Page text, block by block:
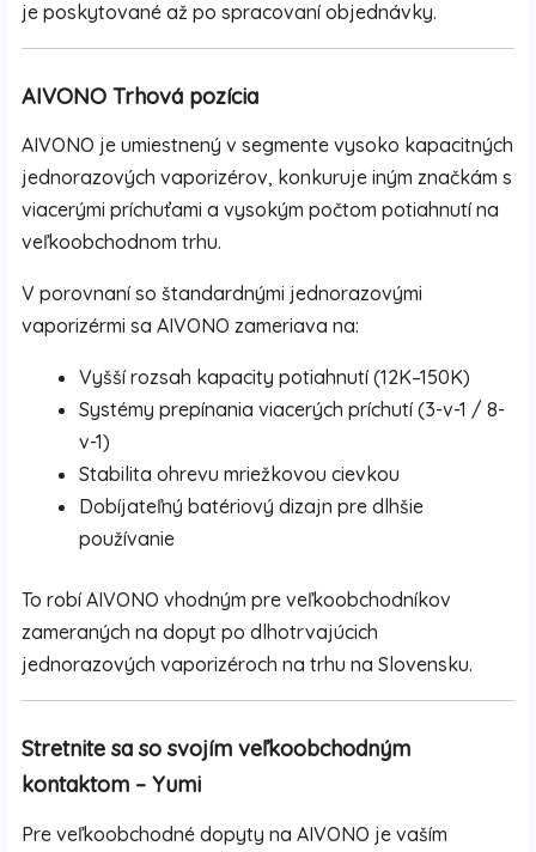
je poskytované až po spracovaní objednávky.
AIVONO Trhová pozícia
AIVONO je umiestnený v segmente vysoko kapacitných
jednorazových vaporizérov, konkuruje iným značkám s
viacerými príchuťami a vysokým počtom potiahnutí na
veľkoobchodnom trhu.
V porovnaní so štandardnými jednorazovými
vaporizérmi sa AIVONO zameriava na:
Vyšší rozsah kapacity potiahnutí (12K–150K)
Systémy prepínania viacerých príchutí (3-v-1 / 8-
v-1)
Stabilita ohrevu mriežkovou cievkou
Dobíjateľný batériový dizajn pre dlhšie
používanie
To robí AIVONO vhodným pre veľkoobchodníkov
zameraných na dopyt po dlhotrvajúcich
jednorazových vaporizéroch na trhu na Slovensku.
Stretnite sa so svojím veľkoobchodným
kontaktom – Yumi
Pre veľkoobchodné dopyty na AIVONO je vaším